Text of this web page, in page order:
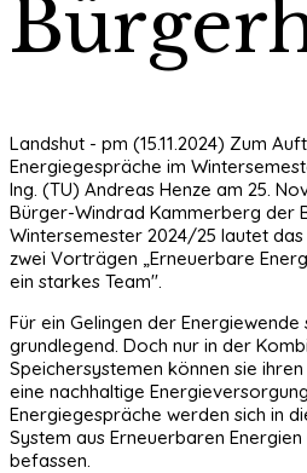
Landshut - pm (15.11.2024) Zum
Energiegespräche im
Ing. (TU) Andreas Henze am 25.
Bürger-Windrad Kammerberg der
Wintersemester 2024/25 lautet
zwei Vorträgen „Erneuerbare
ein starkes Team".
Für ein Gelingen der
grundlegend. Doch nur in der
Speichersystemen können sie
eine nachhaltige
Energiegespräche werden sich in
System aus Erneuerbaren
befassen.